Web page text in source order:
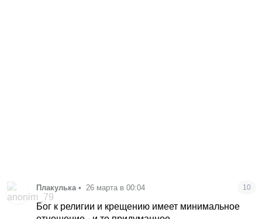
Плакулька • 26 марта в 00:04 10
Бог к религии и крещению имеет минимальное